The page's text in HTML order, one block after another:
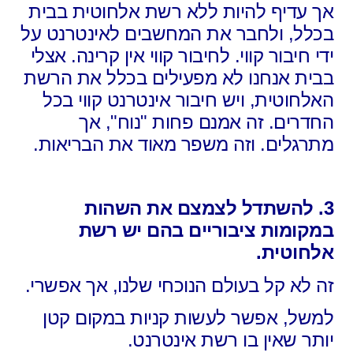
אך עדיף להיות ללא רשת אלחוטית בבית
בכלל, ולחבר את המחשבים לאינטרנט על
ידי חיבור קווי. לחיבור קווי אין קרינה. אצלי
בבית אנחנו לא מפעילים בכלל את הרשת
האלחוטית, ויש חיבור אינטרנט קווי בכל
החדרים. זה אמנם פחות "נוח", אך
מתרגלים. וזה משפר מאוד את הבריאות.
3. להשתדל לצמצם את השהות
במקומות ציבוריים בהם יש רשת
אלחוטית.
זה לא קל בעולם הנוכחי שלנו, אך אפשרי.
למשל, אפשר לעשות קניות במקום קטן
יותר שאין בו רשת אינטרנט.